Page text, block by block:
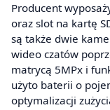
Producent
oraz slot na kartę
są także dwie
wideo czatów
matrycą 5MPx i
użyto baterii o
optymalizacji